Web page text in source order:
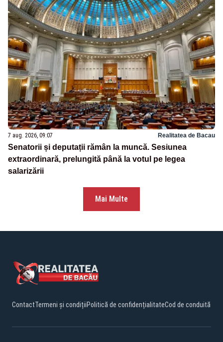
7 aug. 2026, 09:07 Realitatea de Bacau
Senatorii și deputații rămân la muncă. Sesiunea
extraordinară, prelungită până la votul pe legea
salarizării
Mai Multe
ContactTermeni și condițiiPolitică de confidențialitateCod de conduită